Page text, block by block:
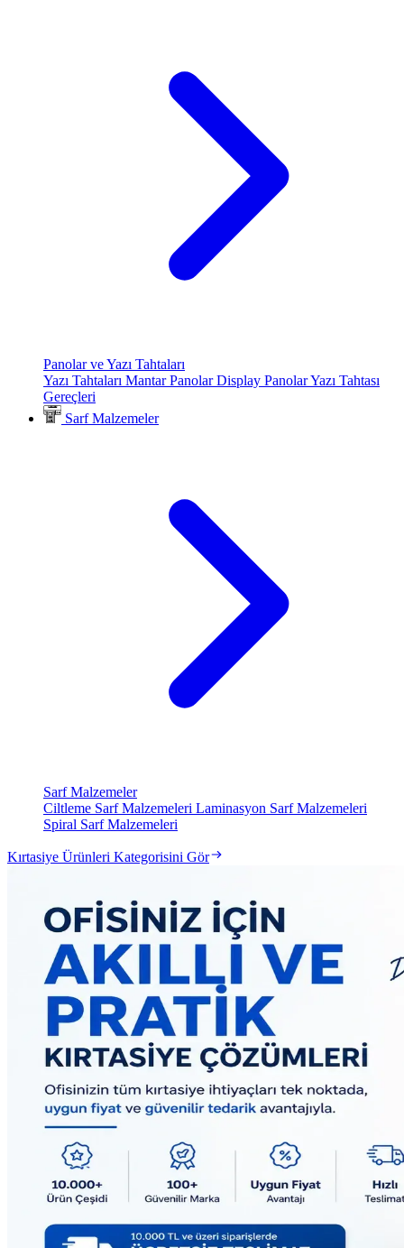
Panolar ve Yazı Tahtaları
Yazı Tahtaları Mantar PanolarDisplay PanolarYazı Tahtası
Gereçleri
Sarf Malzemeler
Sarf Malzemeler
Ciltleme Sarf Malzemeleri Laminasyon Sarf Malzemeleri
Spiral Sarf Malzemeleri
Kırtasiye Ürünleri Kategorisini Gör